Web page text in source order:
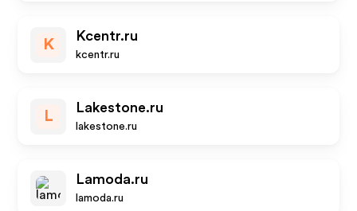
K
Kcentr.ru
kcentr.ru
L
Lakestone.ru
lakestone.ru
Lamoda.ru
lamoda.ru